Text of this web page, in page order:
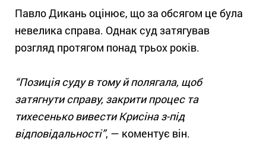
Павло Дикань оцінює, що за обсягом це була
невелика справа. Однак суд затягував
розгляд протягом понад трьох років.
“Позиція суду в тому й полягала, щоб
затягнути справу, закрити процес та
тихесенько вивести Крисіна з-під
відповідальності”, — коментує він.